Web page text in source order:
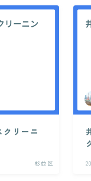
リーニ
杉並区